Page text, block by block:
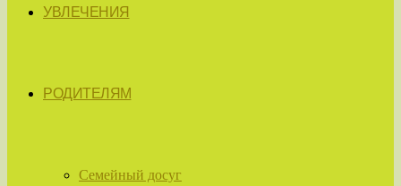
УВЛЕЧЕНИЯ
РОДИТЕЛЯМ
Семейный досуг